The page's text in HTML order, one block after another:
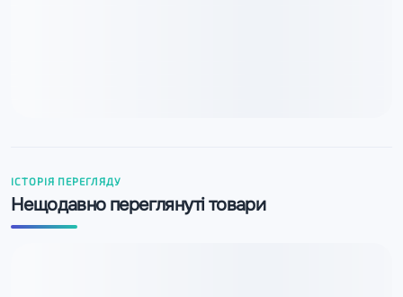
ІСТОРІЯ ПЕРЕГЛЯДУ
Нещодавно переглянуті товари